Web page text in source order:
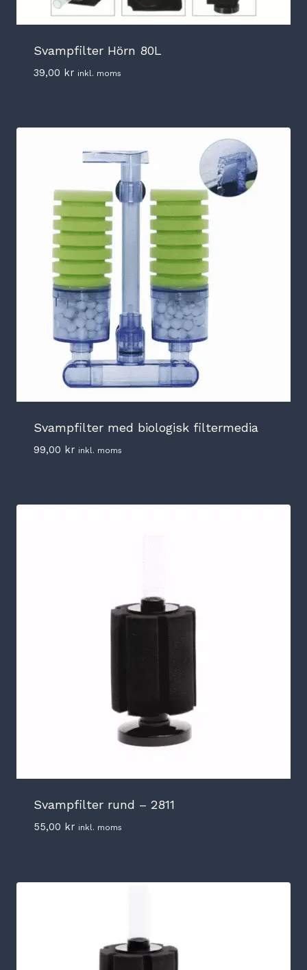
Svampfilter Hörn 80L
39,00 kr inkl. moms
Svampfilter med biologisk filtermedia
99,00 kr inkl. moms
Svampfilter rund – 2811
55,00 kr inkl. moms